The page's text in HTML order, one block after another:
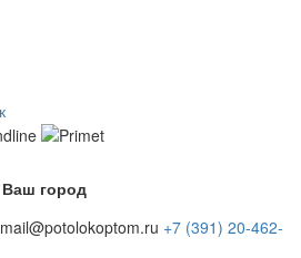
Ваш город
mail@potolokoptom.ru +7 (391) 20-462-